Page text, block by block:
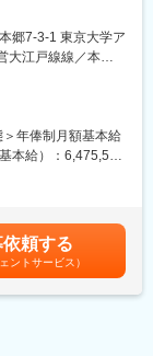
ル・スリープテ
るウェアラブルデ
・ヘルスケア領域
測定に特化したデ
～解析までをワン
。
えております。
す。
郷7-3-1 東京大学ア
大江戸線線／本郷
囲：会社の定める
年俸制月額基本給
本給）：6,475,596
与改定：年1回スト
金はあくまでも目
があります。月給
依頼する
ントサービス）